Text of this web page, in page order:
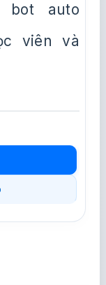
bot auto
viên và